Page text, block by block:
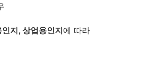
지, 상업용인지에 따라